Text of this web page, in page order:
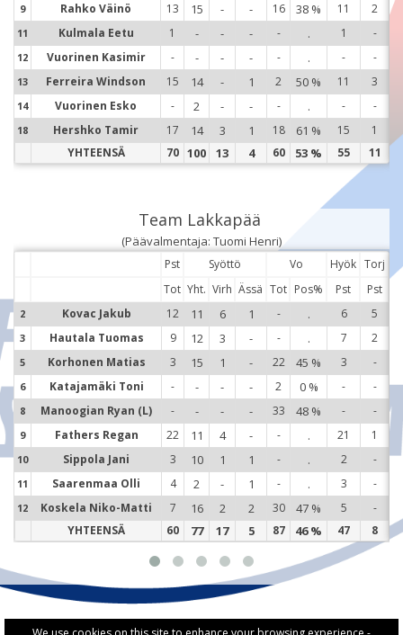
9 Rahko Väinö 13 15 - - 16 38 % 11 2
11 Kulmala Eetu 1 - - - - . 1 -
12 Vuorinen Kasimir - - - - - . - -
13 Ferreira Windson 15 14 - 1 2 50 % 11 3
14 Vuorinen Esko - 2 - - - . - -
18 Hershko Tamir 17 14 3 1 18 61 % 15
1
YHTEENSÄ
70 100 13 4 60 53 % 55 11
Team Lakkapää
(Päävalmentaja: Tuomi Henri)
Pst Syöttö Vo Hyök Torj
Tot Yht. Virh Ässä Tot Pos% Pst Pst
2 Kovac Jakub 12 11 6 1 - . 6 5
3 Hautala Tuomas 9 12 3 - - . 7 2
5 Korhonen Matias 3 15 1 - 22 45 % 3 -
6 Katajamäki Toni - - - - 2 0 % - -
8 Manoogian Ryan (L) - - - - 33 48 % - -
9 Fathers Regan 22 11 4 - - . 21 1
10 Sippola Jani 3 10 1 1 - . 2 -
11 Saarenmaa Olli 4 2 - 1 - . 3 -
12 Koskela Niko-Matti 7 16 2 2 30 47 % 5
-
YHTEENSÄ
60 77 17 5 87 46 % 47 8
6
10